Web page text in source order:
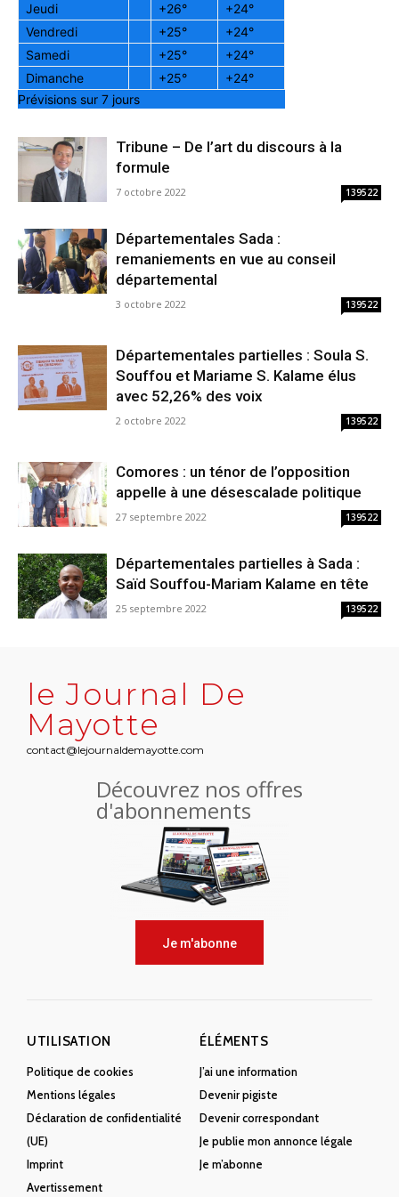
Jeudi
+26° +24°
Vendredi
+25° +24°
Samedi
+25° +24°
Dimanche
+25° +24°
Prévisions sur 7 jours
Tribune – De l’art du discours à la
formule
7 octobre 2022 139522
Départementales Sada :
remaniements en vue au conseil
départemental
3 octobre 2022 139522
Départementales partielles : Soula S.
Souffou et Mariame S. Kalame élus
avec 52,26% des voix
2 octobre 2022 139522
Comores : un ténor de l’opposition
appelle à une désescalade politique
27 septembre 2022 139522
Départementales partielles à Sada :
Saïd Souffou-Mariam Kalame en tête
25 septembre 2022 139522
le Journal De
Mayotte
contact@lejournaldemayotte.com
Découvrez nos offres
d'abonnements
Je m'abonne
UTILISATION
Politique de cookies
Mentions légales
Déclaration de confidentialité
(UE)
Imprint
Avertissement
ÉLÉMENTS
J’ai une information
Devenir pigiste
Devenir correspondant
Je publie mon annonce légale
Je m’abonne